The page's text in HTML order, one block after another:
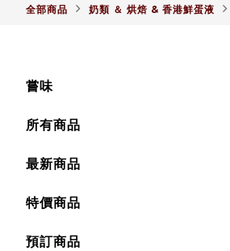
全部商品 奶類 ＆ 烘焙 & 香港鮮蛋液
嘗味
所有商品
最新商品
特價商品
預訂商品